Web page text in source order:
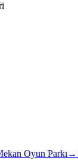
Oyun Parkı→